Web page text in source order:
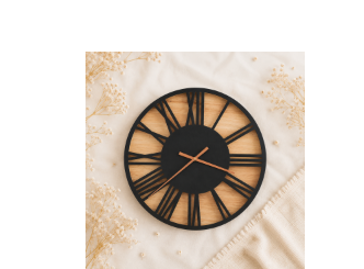
do koszyka